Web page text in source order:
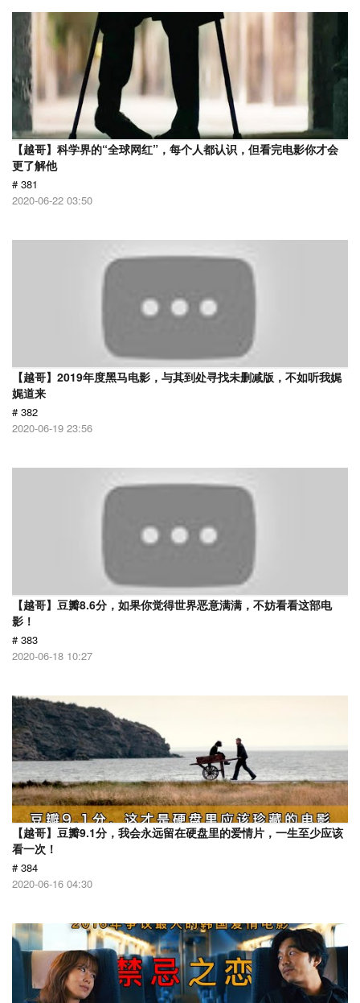
【越哥】科学界的“全球网红”，每个人都认识，但看完电影你才会
更了解他
# 381
2020-06-22 03:50
【越哥】2019年度黑马电影，与其到处寻找未删减版，不如听我娓
娓道来
# 382
2020-06-19 23:56
【越哥】豆瓣8.6分，如果你觉得世界恶意满满，不妨看看这部电
影！
# 383
2020-06-18 10:27
【越哥】豆瓣9.1分，我会永远留在硬盘里的爱情片，一生至少应该
看一次！
# 384
2020-06-16 04:30